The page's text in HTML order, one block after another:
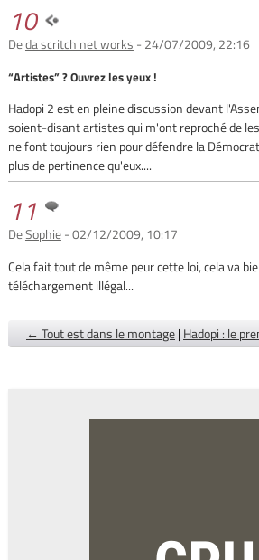
10
Deda scritch net works - 24/07/2009, 22:16
“Artistes” ? Ouvrez les yeux !
Hadopi 2 est en pleine discussion devant
soient-disant artistes qui m'ont reproché de
ne font toujours rien pour défendre la
plus de pertinence qu'eux....
11
DeSophie- 02/12/2009, 10:17
Cela fait tout de même peur cette loi, cela va
téléchargement illégal...
← Tout est dans le montage|Hadopi : le